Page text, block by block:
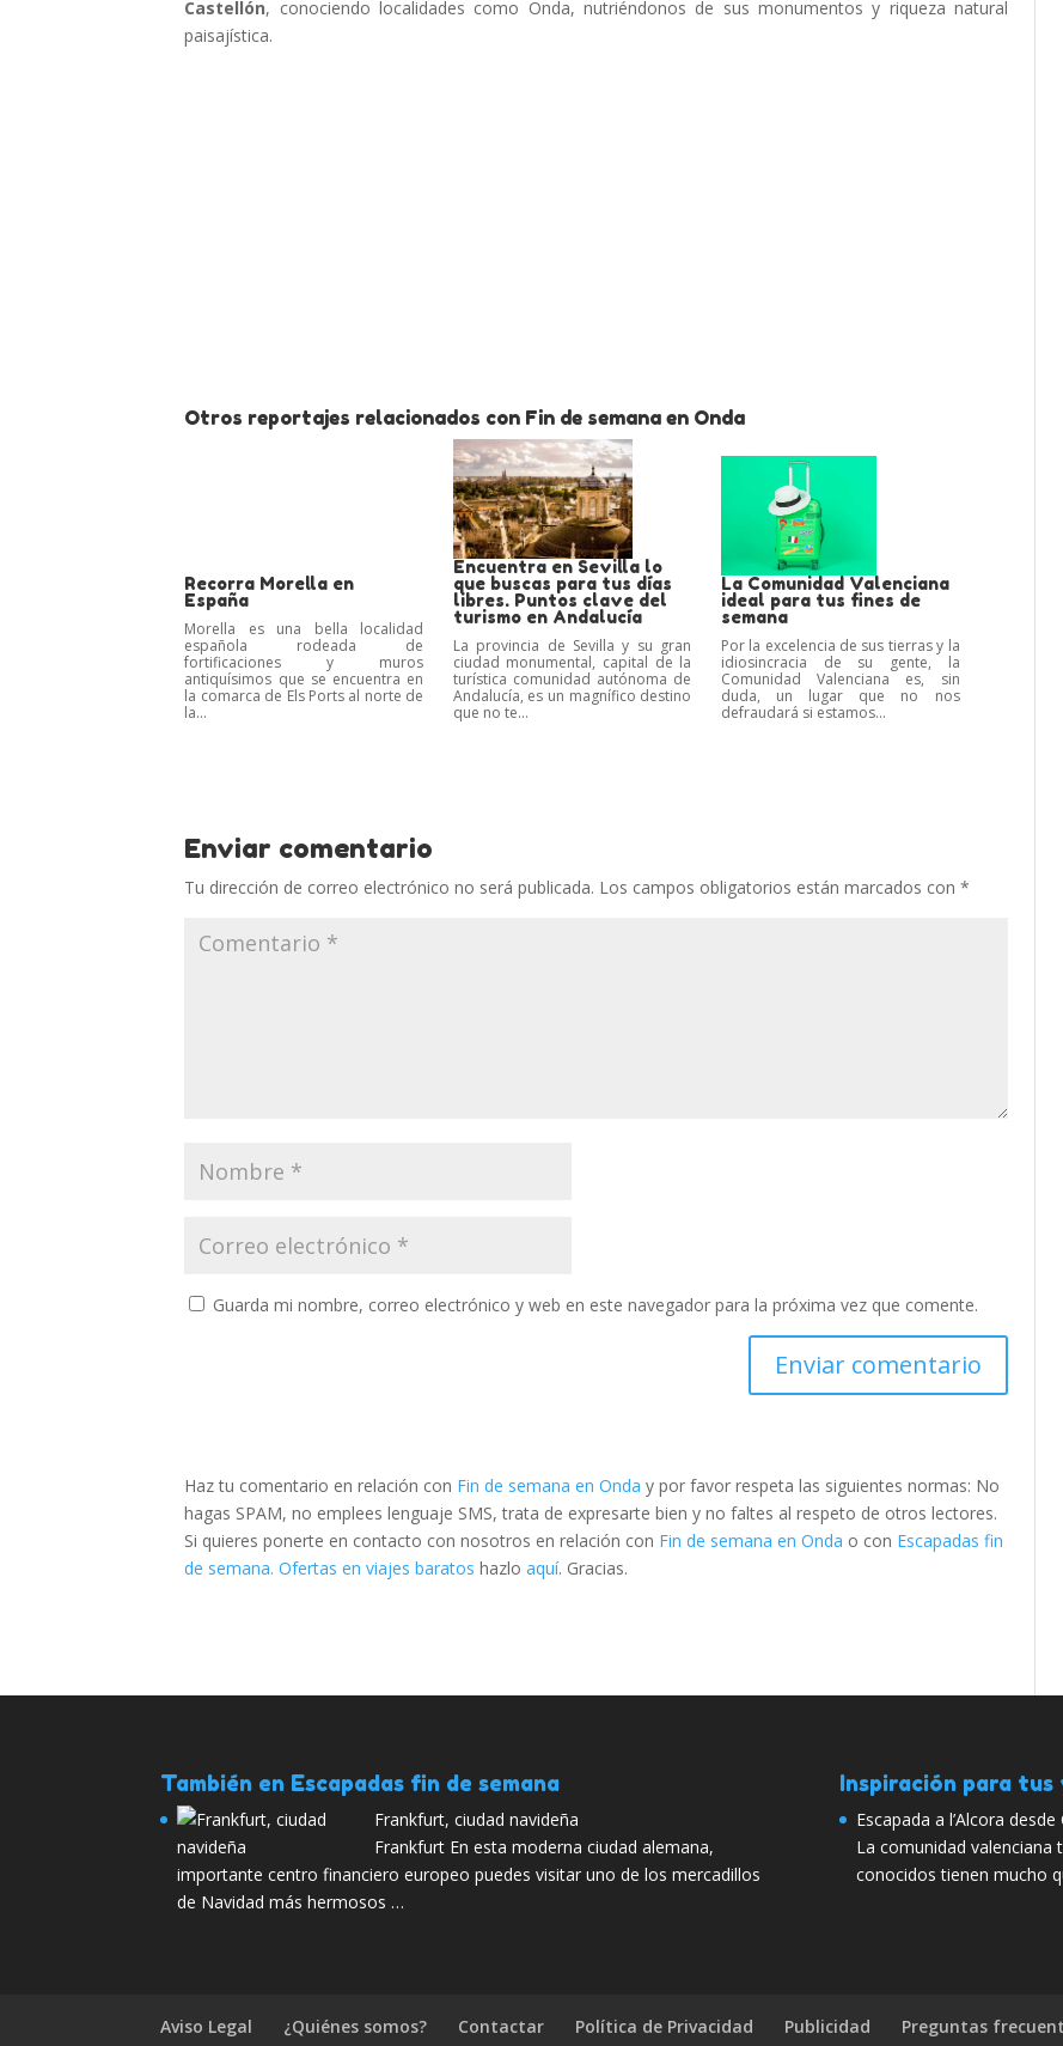
Castellón, conociendo localidades como Onda, nutriéndonos de sus monumentos y riqueza natural
paisajística.
Otros reportajes relacionados con Fin de semana en Onda
Recorra Morella en
España
Morella es una bella localidad
española rodeada de
fortificaciones y muros
antiquísimos que se encuentra en
la comarca de Els Ports al norte de
la...
Encuentra en Sevilla lo
que buscas para tus días
libres. Puntos clave del
turismo en Andalucía
La provincia de Sevilla y su gran
ciudad monumental, capital de la
turística comunidad autónoma de
Andalucía, es un magnífico destino
que no te...
La Comunidad Valenciana
ideal para tus fines de
semana
Por la excelencia de sus tierras y la
idiosincracia de su gente, la
Comunidad Valenciana es, sin
duda, un lugar que no nos
defraudará si estamos...
Enviar comentario
Tu dirección de correo electrónico no será publicada. Los campos obligatorios están marcados con*
Guarda mi nombre, correo electrónico y web en este navegador para la próxima vez que comente.
Haz tu comentario en relación con Fin de semana en Onda y por favor respeta las siguientes normas: No
hagas SPAM, no emplees lenguaje SMS, trata de expresarte bien y no faltes al respeto de otros lectores.
Si quieres ponerte en contacto con nosotros en relación con Fin de semana en Onda o con Escapadas fin
de semana. Ofertas en viajes baratos hazloaquí. Gracias.
También en Escapadas fin de semana
Frankfurt, ciudad navideña
Frankfurt En esta moderna ciudad alemana,
importante centro financiero europeo puedes visitar uno de los mercadillos
de Navidad más hermosos …
Inspiración para tus
Escapada a l’Alcora
La comunidad valenciana
conocidos tienen mucho
Aviso Legal ¿Quiénes somos? Contactar Política de Privacidad Publicidad Preguntas